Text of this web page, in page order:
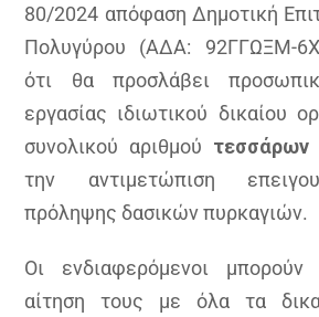
80/2024 απόφαση Δημοτική
Πολυγύρου (ΑΔΑ: 92ΓΓΩΞΜ-
ότι θα προσλάβει
εργασίας ιδιωτικού δικαίου
συνολικού αριθμού τεσσάρων
την αντιμετώπιση
πρόληψης δασικών πυρκαγιών.
Οι ενδιαφερόμενοι
αίτηση τους με όλα τα